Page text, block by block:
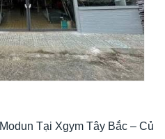
Tại Xgym Tây Bắc – Củ